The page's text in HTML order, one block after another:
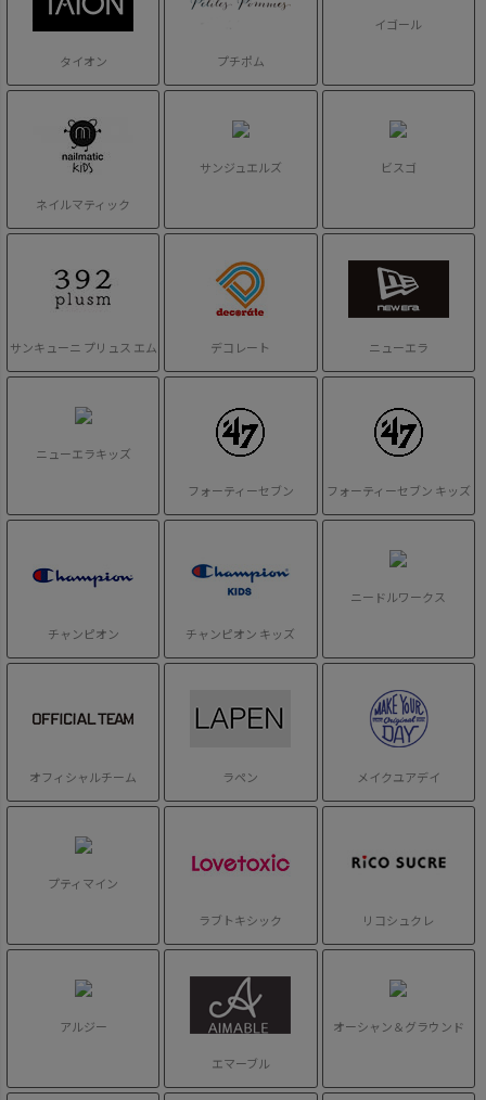
タイオン プチポム
イゴール
ネイルマティック
サンジュエルズ ビスゴ
サンキューニ プリュス エム デコレート ニューエラ
ニューエラキッズ
フォーティーセブン フォーティーセブン キッズ
チャンピオン チャンピオン キッズ
ニードルワークス
オフィシャルチーム ラペン メイクユアデイ
プティマイン
ラブトキシック リコシュクレ
アルジー
エマーブル
オーシャン＆グラウンド